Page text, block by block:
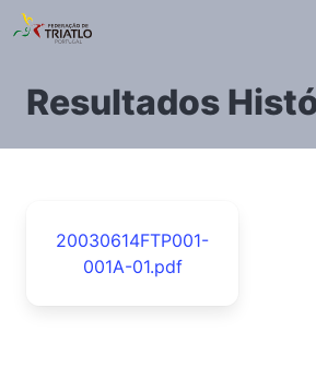
Resultados
20030614FTP001-
001A-01.pdf